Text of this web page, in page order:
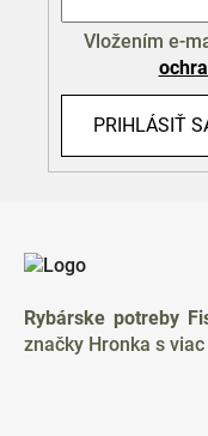
Vložením e-
PRIHLÁSIŤ
Rybárske potreby
značky Hronka s